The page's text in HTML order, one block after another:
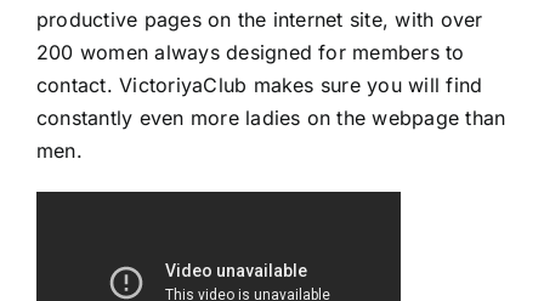
productive pages on the internet site, with over
200 women always designed for members to
contact. VictoriyaClub makes sure you will find
constantly even more ladies on the webpage than
men.